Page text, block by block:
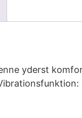
yderst